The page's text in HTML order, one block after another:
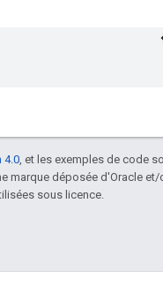
4.0, et les exemples de code
marque déposée d'Oracle
sous licence.